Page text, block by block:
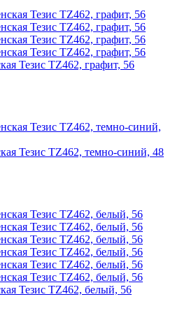
Тезис TZ462, графит, 56
Тезис TZ462, темно-синий, 48
Тезис TZ462, белый, 56